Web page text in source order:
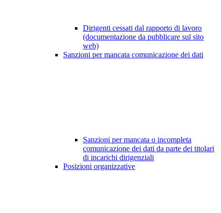
Dirigenti cessati dal rapporto di lavoro
(documentazione da pubblicare sul sito
web)
Sanzioni per mancata comunicazione dei dati
Sanzioni per mancata o incompleta
comunicazione dei dati da parte dei titolari
di incarichi dirigenziali
Posizioni organizzative